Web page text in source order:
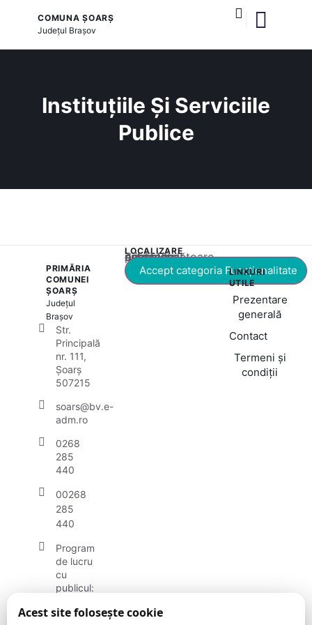
COMUNA ȘOARȘ
Județul Brașov
Instituțiile Și Serviciile
Publice
PRIMĂRIA
COMUNEI
ȘOARȘ
Județul
Brașov
Str.
Principală
nr. 111,
Șoarș
507215
soars@bv.e-
adm.ro
0268
285
440
00268
285
440
Program
de lucru
cu
publicul:
vineri
LOCALIZARE
Acest conținut este blocat până când acceptați categoria corespunzătoare de cookie-uri.
Accept categoria Funcționalitate
LINKURI
UTILE
Prezentare
generală
Contact
Termeni și
condiții
Acest site folosește cookie